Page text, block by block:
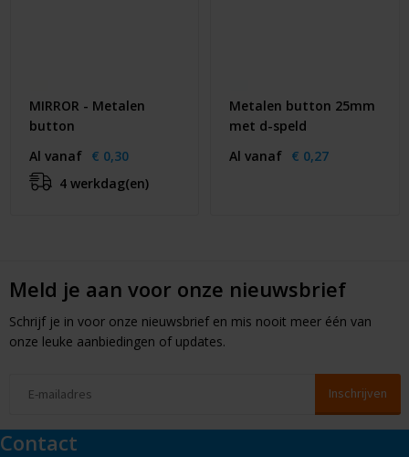
MIRROR - Metalen
button
Al vanaf € 0,30
4 werkdag(en)
Metalen button 25mm
met d-speld
Al vanaf € 0,27
Meld je aan voor onze nieuwsbrief
Schrijf je in voor onze nieuwsbrief en mis nooit meer één van
onze leuke aanbiedingen of updates.
Contact